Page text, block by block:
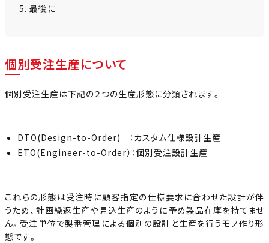
最後に
個別受注生産について
個別受注生産は下記の２つの生産形態に分類されます。
DTO(Design-to-Order) ：カスタム仕様設計生産
ETO(Engineer-to-Order）：個別受注設計生産
これらの形態は受注時に顧客指定の仕様要求に合わせた設計が伴
うため、計画繰返生産や見込生産のように予め製品在庫を持てませ
ん。受注単位で製番管理による個別の設計と生産を行うモノ作り形
態です。